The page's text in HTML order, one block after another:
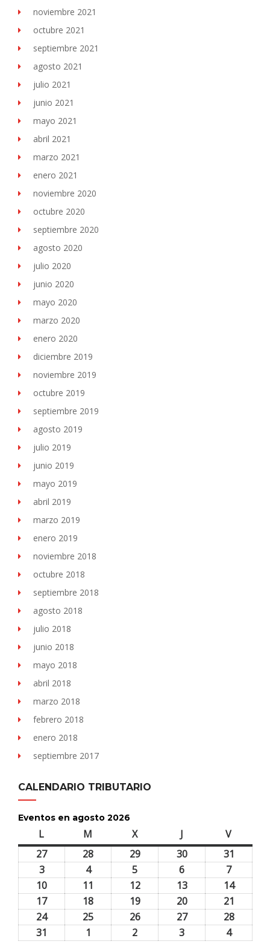
noviembre 2021
octubre 2021
septiembre 2021
agosto 2021
julio 2021
junio 2021
mayo 2021
abril 2021
marzo 2021
enero 2021
noviembre 2020
octubre 2020
septiembre 2020
agosto 2020
julio 2020
junio 2020
mayo 2020
marzo 2020
enero 2020
diciembre 2019
noviembre 2019
octubre 2019
septiembre 2019
agosto 2019
julio 2019
junio 2019
mayo 2019
abril 2019
marzo 2019
enero 2019
noviembre 2018
octubre 2018
septiembre 2018
agosto 2018
julio 2018
junio 2018
mayo 2018
abril 2018
marzo 2018
febrero 2018
enero 2018
septiembre 2017
CALENDARIO TRIBUTARIO
Eventos en agosto 2026
L M Xmiércoles J Vviernes
2727
28 2929
2026
3030
2026
31
2026
33
agosto,
2026
44
agosto,
2026
5
agosto,
2026
6
agosto,
2026
77
agosto,
2026
10
agosto,
2026
11 1212
agosto,
2026
1313
agosto,
2026
1414
2026
1717
agosto,
18 1919
agosto,
2020
agosto,
21
agosto,
2424
25 2626
2727
2828
31 1 2 3 44